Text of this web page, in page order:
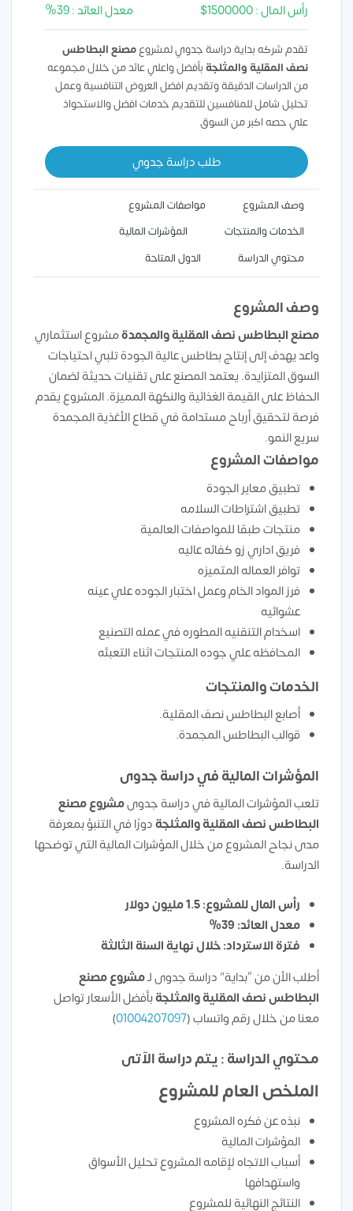
رأس المال : 1500000$ معدل العائد : 39%
تقدم شركه بداية دراسة جدوي لمشروعمصنع البطاطس
نصف المقليةوالمثلجةبأفضل واعلي عائد من خلال مجموعه
من الدراسات الدقيقة وتقديم افضل العروض التنافسية وعمل
تحليل شامل للمنافسين للتقديم خدمات افضل والاستحواذ
علي حصه اكبر من السوق
طلب دراسة جدوي
وصف المشروع
مواصفات المشروع
الخدمات والمنتجات
المؤشرات المالية
محتوي الدراسة
الدول المتاحة
وصف المشروع
مصنع البطاطس نصف المقلية والمجمدةمشروع استثماري
واعد يهدف إلى إنتاج بطاطس عالية الجودة تلبي احتياجات
السوق المتزايدة. يعتمد المصنع على تقنيات حديثة لضمان
الحفاظ على القيمة الغذائية والنكهة المميزة. المشروع يقدم
فرصة لتحقيق أرباح مستدامة في قطاع الأغذية المجمدة
سريع النمو.
مواصفات المشروع
تطبيق معاير الجودة
تطبيق اشتراطات السلامه
منتجات طبقا للمواصفات العالمية
فريق اداري زو كفائه عاليه
توافر العماله المتميزه
فرز المواد الخام وعمل اختبار الجوده علي عينه
عشوائيه
اسخدام التنقنيه المطوره في عمله التصنيع
المحافظه علي جوده المنتجات اثناء التعبئه
الخدمات والمنتجات
أصابع البطاطس نصف المقلية.
قوالب البطاطس المجمدة.
المؤشرات المالية في دراسة جدوى
تلعب المؤشرات المالية في دراسة جدوىمشروع مصنع
البطاطس نصف المقلية والمثلجة دورًا في التنبؤ بمعرفة
مدى نجاح المشروع من خلال المؤشرات المالية التي توضحها
الدراسة.
رأس المال للمشروع: 1.5 مليون دولار
معدل العائد: 39%
فترة الاسترداد: خلال نهاية السنة الثالثة
أطلب الأن من “بداية” دراسة جدوى لـمشروع مصنع
البطاطس نصف المقلية والمثلجةبأفضل الأسعار تواصل
معنا من خلال رقم واتساب (01004207097
)
محتوي الدراسة : يتم دراسة الآتى
الملخص العام للمشروع
نبذه عن فكره المشروع
المؤشرات المالية
أسباب الاتجاه لإقامه المشروع تحليل الأسواق
واستهدافها
النتائج النهائية للمشروع